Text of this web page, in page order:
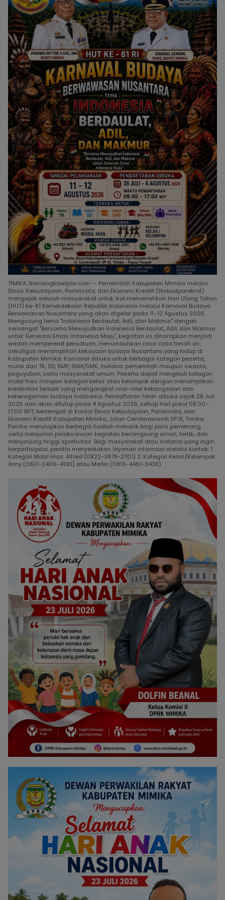
TIMIKA, Nemangkawipos.com — Pemerintah Kabupaten Mimika melalui
Dinas Kebudayaan, Pariwisata, dan Ekonomi Kreatif (Disbudparekraf)
mengajak seluruh masyarakat untuk ikut memeriahkan Hari Ulang Tahun
(HUT) ke-81 Kemerdekaan Republik Indonesia melalui Karnaval Budaya
Berwawasan Nusantara yang akan digelar pada 11–12 Agustus 2026.
Mengusung tema "Indonesia Berdaulat, Adil, dan Makmur" dengan
semangat "Bersama Mewujudkan Indonesia Berdaulat, Adil, dan Makmur
untuk Generasi Emas Indonesia Maju", kegiatan ini diharapkan menjadi
wadah mempererat persatuan, menumbuhkan rasa cinta tanah air,
sekaligus menampilkan kekayaan budaya Nusantara yang hidup di
Kabupaten Mimika. Karnaval dibuka untuk berbagai kategori peserta,
mulai dari TK, SD, SMP, SMA/SMK, instansi pemerintah maupun swasta,
paguyuban, serta masyarakat umum. Peserta dapat mengikuti kategori
mobil hias maupun kategori kelas atau kelompok dengan menampilkan
kreativitas terbaik yang mengangkat nilai-nilai kebangsaan dan
keberagaman budaya Indonesia. Pendaftaran telah dibuka sejak 28 Juli
2026 dan akan ditutup pada 4 Agustus 2026, setiap hari pukul 08.00–
17.00 WIT, bertempat di Kantor Dinas Kebudayaan, Pariwisata, dan
Ekonomi Kreatif Kabupaten Mimika, Jalan Cenderawasih SP III, Timika.
Panitia menyiapkan berbagai hadiah menarik bagi para pemenang
serta menjamin pelaksanaan kegiatan berlangsung aman, tertib, dan
menjunjung tinggi sportivitas. Bagi masyarakat atau instansi yang ingin
berpartisipasi, panitia menyediakan layanan informasi melalui kontak: 1.
Kategori Mobil Hias: Alfred (0822-3879-3701) 2. Kategori Kelas/Kelompok:
Anny (0821-2406-4281) atau Merlin (0813-4461-3438).